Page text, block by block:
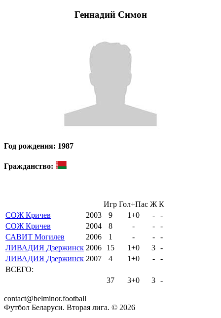
Геннадий Симон
Год рождения: 1987
Гражданство:
Игр Гол+Пас Ж К
СОЖ Кричев
2003 9 1+0 -
-
СОЖ Кричев
2004 8 - -
-
САВИТ Могилев
2006 1 - -
-
ЛИВАДИЯ Дзержинск 2006 15 1+0 3 -
ЛИВАДИЯ Дзержинск 2007 4 1+0 -
-
ВСЕГО:
37
3+0 3 -
contact@belminor.football
Футбол Беларуси. Вторая лига. © 2026